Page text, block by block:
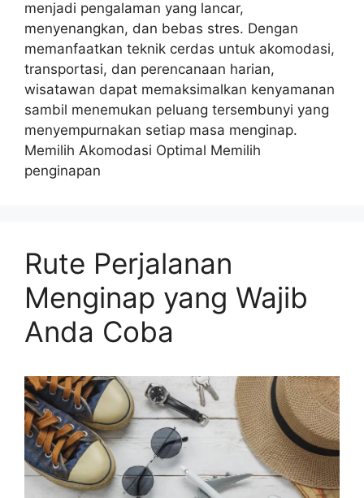
menjadi pengalaman yang lancar,
menyenangkan, dan bebas stres. Dengan
memanfaatkan teknik cerdas untuk akomodasi,
transportasi, dan perencanaan harian,
wisatawan dapat memaksimalkan kenyamanan
sambil menemukan peluang tersembunyi yang
menyempurnakan setiap masa menginap.
Memilih Akomodasi Optimal Memilih
penginapan
Rute Perjalanan
Menginap yang Wajib
Anda Coba